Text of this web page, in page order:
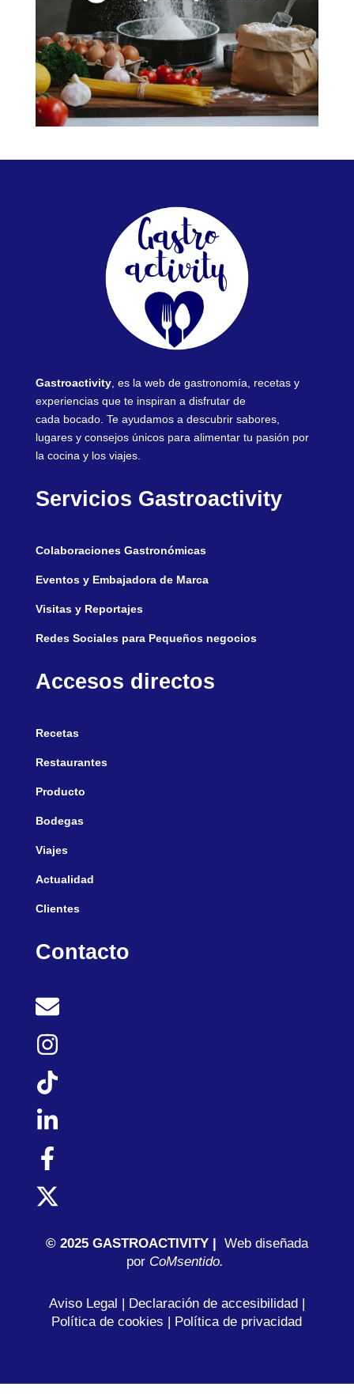
Gastroactivity, es la web de gastronomía, recetas y
experiencias que te inspiran a disfrutar de
cada bocado. Te ayudamos a descubrir sabores,
lugares y consejos únicos para alimentar tu pasión por
la cocina y los viajes.
Servicios Gastroactivity
Colaboraciones Gastronómicas
Eventos y Embajadora de Marca
Visitas y Reportajes
Redes Sociales para Pequeños negocios
Accesos directos
Recetas
Restaurantes
Producto
Bodegas
Viajes
Actualidad
Clientes
Contacto
© 2025 GASTROACTIVITY |
Web diseñada
porCoMsentido.
Aviso Legal Declaración de accesibilidad
Política de cookies
Política de privacidad